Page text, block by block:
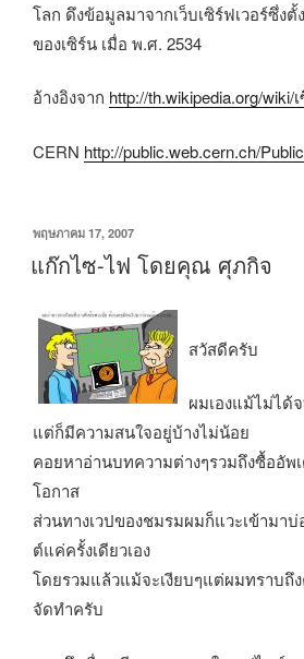
โลก ดึงข้อมูลมาจากเว็บเซิร์ฟเวอร์ซึ่ง
ของเซิร์น เมื่อ พ.ศ. 2534
อ้างอิงจาก http://th.wikipedia.org/wiki/
CERN http://public.web.cern.ch/
เขียน
ที่
พฤษภาคม 17, 2007
แก๊กไซ-ไฟ โดยคุณ ศุภกิจ
สวัสดีครับ
ผมเองแม้ไม่ได้
แต่ก็มีความสนใจอยู่บ้างไม่น้อย
คอยหาอ่านบทความต่างๆรวมถึงซื้ออัพ
โอกาส
ส่วนทางเวปของชมรมผมก็แวะเข้ามา
ต์แค่ครั้งเดียวเอง
โดยรวมแล้วแม้จะเงียบๆแต่ผมทราบถึ
จัดทำครับ